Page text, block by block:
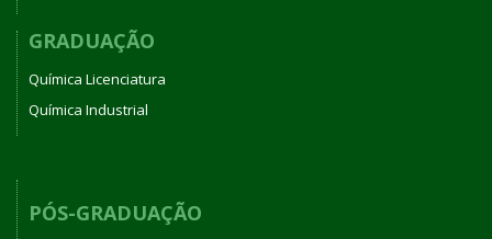
GRADUAÇÃO
Química Licenciatura
Química Industrial
PÓS-GRADUAÇÃO